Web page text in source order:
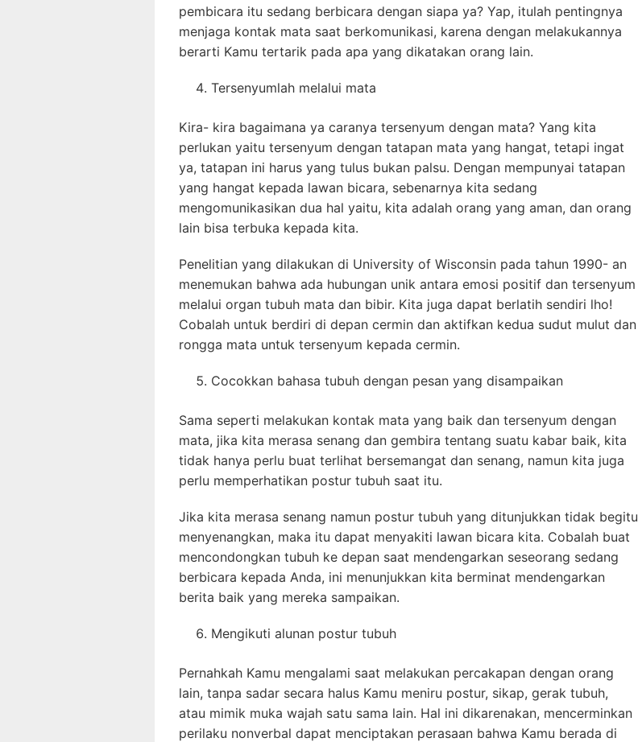
pembicara itu sedang berbicara dengan siapa ya? Yap, itulah pentingnya
menjaga kontak mata saat berkomunikasi, karena dengan melakukannya
berarti Kamu tertarik pada apa yang dikatakan orang lain.
Tersenyumlah melalui mata
Kira- kira bagaimana ya caranya tersenyum dengan mata? Yang kita
perlukan yaitu tersenyum dengan tatapan mata yang hangat, tetapi ingat
ya, tatapan ini harus yang tulus bukan palsu. Dengan mempunyai tatapan
yang hangat kepada lawan bicara, sebenarnya kita sedang
mengomunikasikan dua hal yaitu, kita adalah orang yang aman, dan orang
lain bisa terbuka kepada kita.
Penelitian yang dilakukan di University of Wisconsin pada tahun 1990- an
menemukan bahwa ada hubungan unik antara emosi positif dan tersenyum
melalui organ tubuh mata dan bibir. Kita juga dapat berlatih sendiri lho!
Cobalah untuk berdiri di depan cermin dan aktifkan kedua sudut mulut dan
rongga mata untuk tersenyum kepada cermin.
Cocokkan bahasa tubuh dengan pesan yang disampaikan
Sama seperti melakukan kontak mata yang baik dan tersenyum dengan
mata, jika kita merasa senang dan gembira tentang suatu kabar baik, kita
tidak hanya perlu buat terlihat bersemangat dan senang, namun kita juga
perlu memperhatikan postur tubuh saat itu.
Jika kita merasa senang namun postur tubuh yang ditunjukkan tidak begitu
menyenangkan, maka itu dapat menyakiti lawan bicara kita. Cobalah buat
mencondongkan tubuh ke depan saat mendengarkan seseorang sedang
berbicara kepada Anda, ini menunjukkan kita berminat mendengarkan
berita baik yang mereka sampaikan.
Mengikuti alunan postur tubuh
Pernahkah Kamu mengalami saat melakukan percakapan dengan orang
lain, tanpa sadar secara halus Kamu meniru postur, sikap, gerak tubuh,
atau mimik muka wajah satu sama lain. Hal ini dikarenakan, mencerminkan
perilaku nonverbal dapat menciptakan perasaan bahwa Kamu berada di